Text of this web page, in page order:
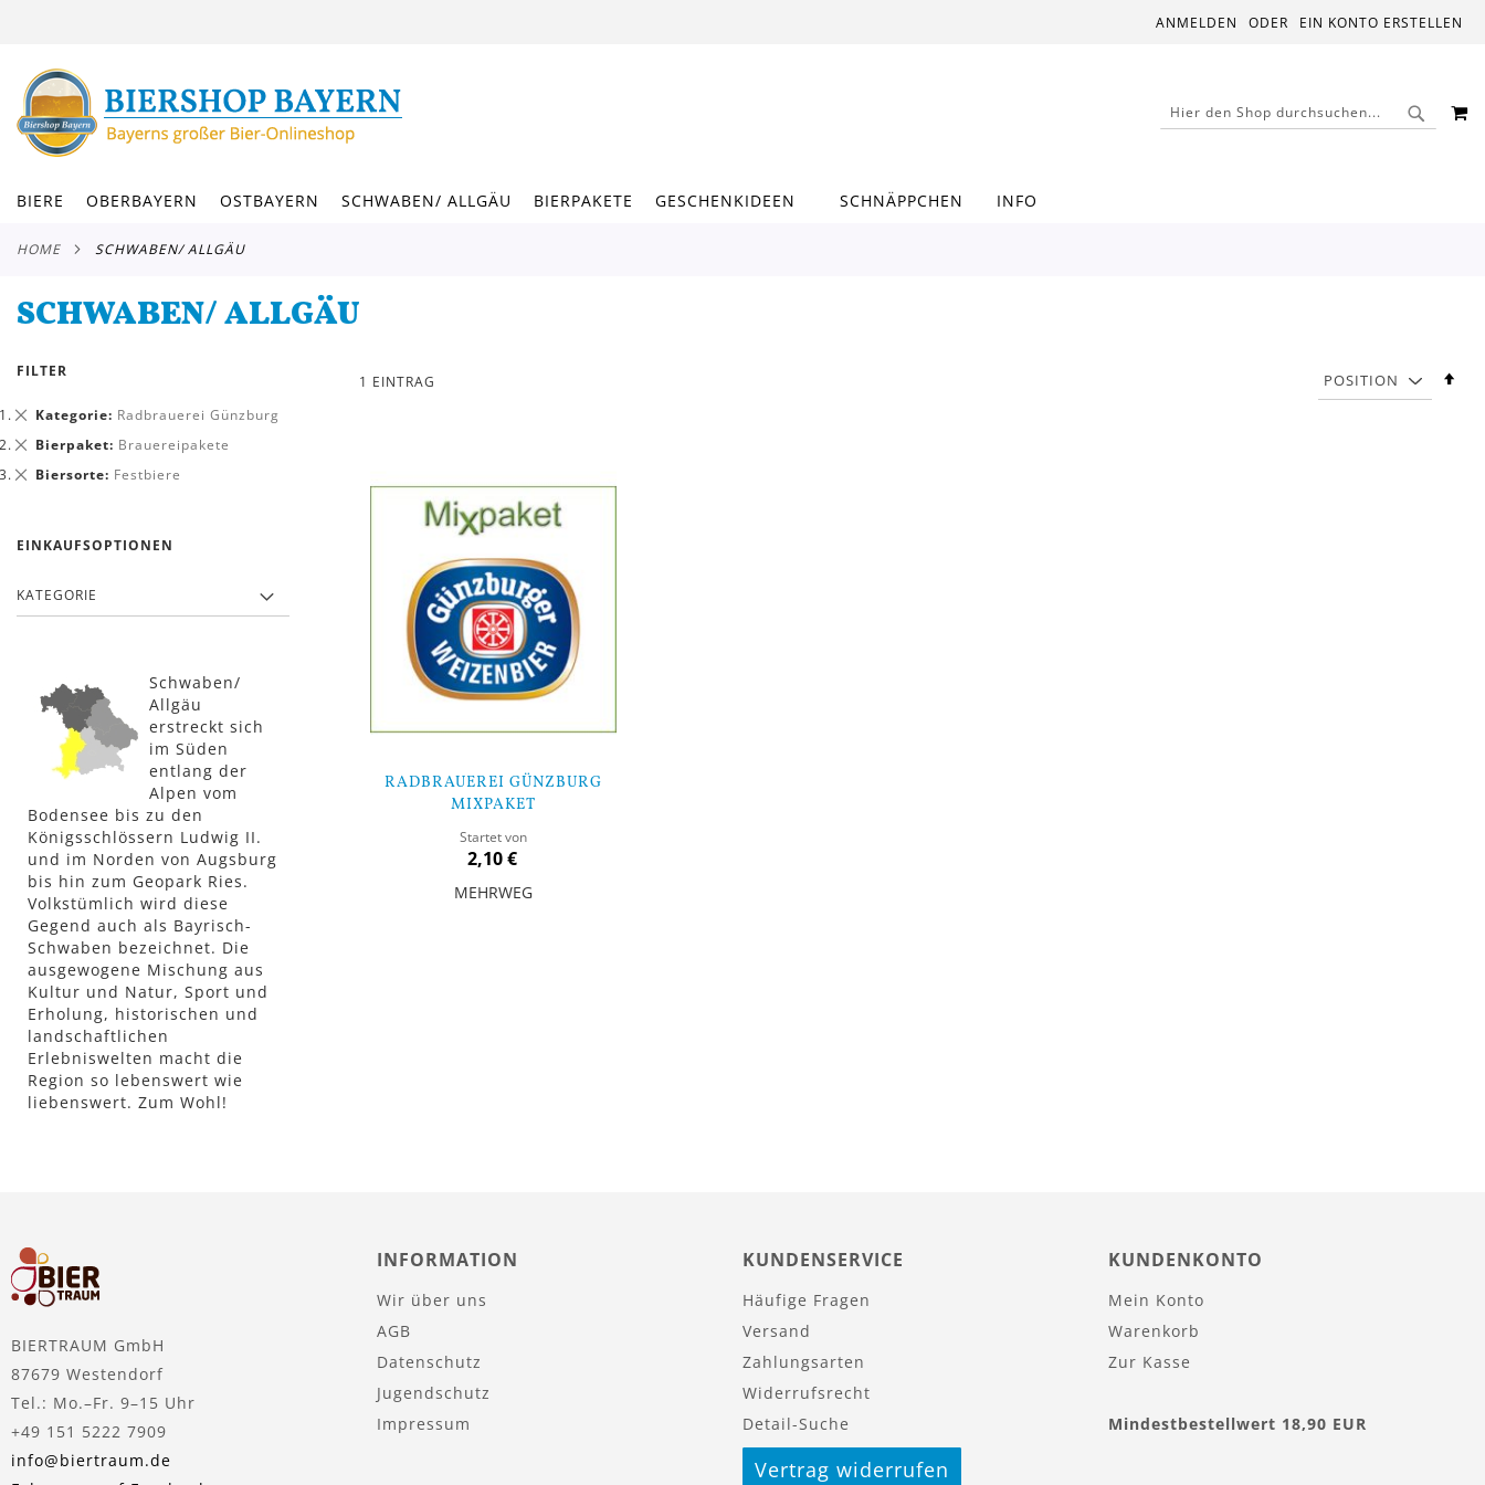
INHALT
ANMELDEN EIN KONTO ERSTELLEN
SUCHE
BIERE OBERBAYERN OSTBAYERN SCHWABEN/ ALLGÄU BIERPAKETE GESCHENKIDEEN SCHNÄPPCHEN INFO
HOME SCHWABEN/ ALLGÄU
SCHWABEN/ ALLGÄU
1 EINTRAG
RADBRAUEREI GÜNZBURG
MIXPAKET
Startet von
2,10 €
MEHRWEG
FILTER
Kategorie Radbrauerei Günzburg
Dies
Bierpaket Brauereipakete
Dies
Biersorte Festbiere
Dies
EINKAUFSOPTIONEN
KATEGORIE
Schwaben/
Allgäu
erstreckt sich
im Süden
entlang der
Alpen vom
Bodensee bis zu den
Königsschlössern Ludwig II.
und im Norden von Augsburg
bis hin zum Geopark Ries.
Volkstümlich wird diese
Gegend auch als Bayrisch-
Schwaben bezeichnet. Die
ausgewogene Mischung aus
Kultur und Natur, Sport und
Erholung, historischen und
landschaftlichen
Erlebniswelten macht die
Region so lebenswert wie
liebenswert. Zum Wohl!
BIERTRAUM GmbH
87679 Westendorf
Tel.: Mo.–Fr. 9–15 Uhr
+49 151 5222 7909
info@biertraum.de
INFORMATION
Wir über uns
AGB
Datenschutz
Jugendschutz
Impressum
KUNDENSERVICE
Häufige Fragen
Versand
Zahlungsarten
Widerrufsrecht
Detail-Suche
Vertrag widerrufen
KUNDENKONTO
Mein Konto
Warenkorb
Zur Kasse
Mindestbestellwert 18,90 EUR